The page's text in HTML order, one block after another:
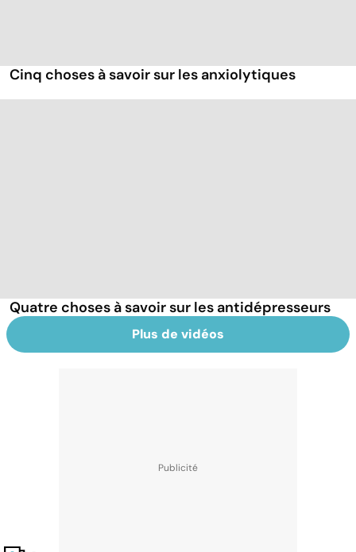
Cinq choses à savoir sur les anxiolytiques
Quatre choses à savoir sur les antidépresseurs
Plus de vidéos